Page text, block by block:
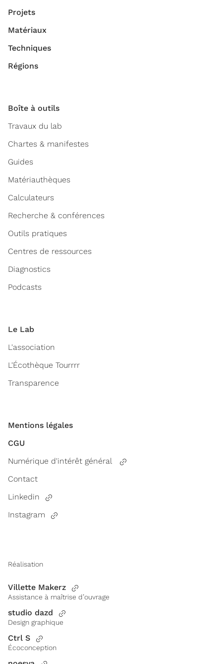
Projets
Matériaux
Techniques
Régions
Boîte à outils
Travaux du lab
Chartes & manifestes
Guides
Matériauthèques
Calculateurs
Recherche & conférences
Outils pratiques
Centres de ressources
Diagnostics
Podcasts
Le Lab
L'association
L'Écothèque Tourrrr
Transparence
Mentions légales
CGU
Numérique d'intérêt général
Contact
Linkedin
Instagram
Réalisation
Villette Makerz
Assistance à maîtrise d’ouvrage
studio dazd
Design graphique
Ctrl S
Écoconception